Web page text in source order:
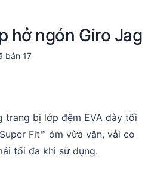
hở ngón Giro Jag
bán 17
trang bị lớp đệm EVA dày tối
Fit™ ôm vừa vặn, vải co
tối đa khi sử dụng.